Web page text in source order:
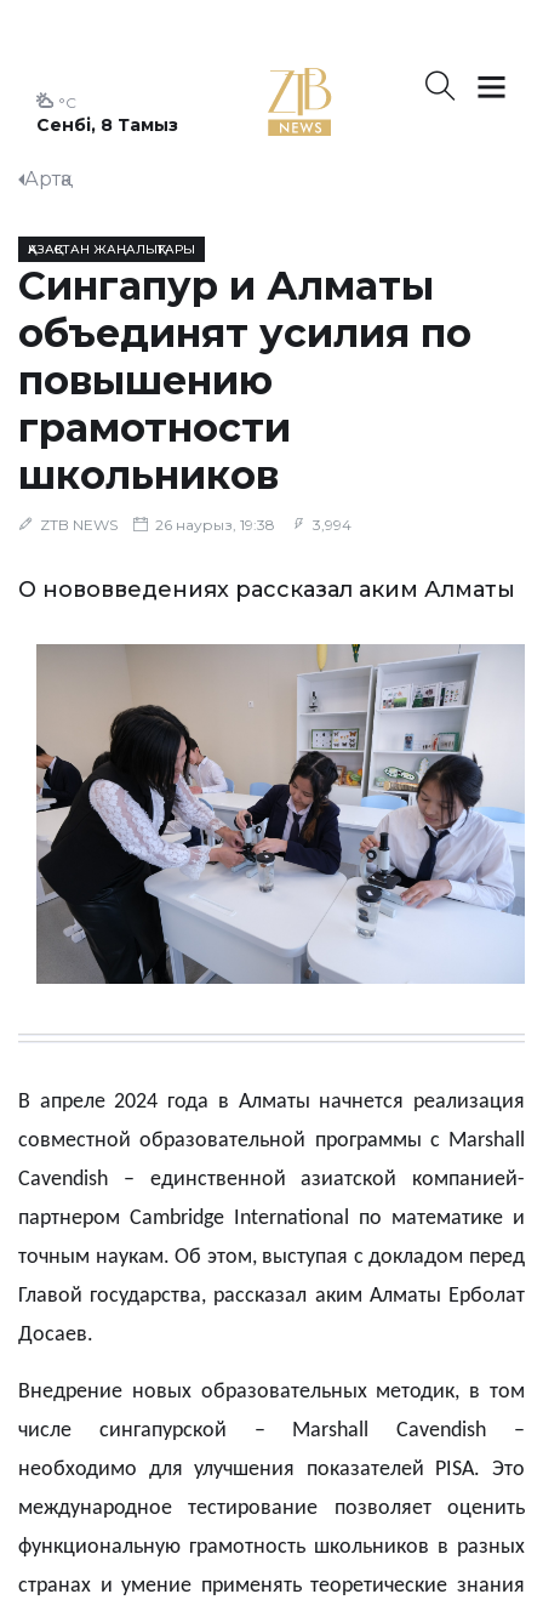
Сенбі, 8 Тамыз
°C
Артқа
ҚАЗАҚСТАН ЖАҢАЛЫҚТАРЫ
Сингапур и Алматы
объединят усилия по
повышению
грамотности
школьников
ZTB NEWS 26 наурыз, 19:38 3,994
О нововведениях рассказал аким Алматы
В апреле 2024 года в Алматы начнется реализация
совместной образовательной программы с Marshall
Cavendish – единственной азиатской компанией-
партнером Cambridge International по математике и
точным наукам. Об этом, выступая с докладом перед
Главой государства, рассказал аким Алматы Ерболат
Досаев.
Внедрение новых образовательных методик, в том
числе сингапурской – Marshall Cavendish –
необходимо для улучшения показателей PISA. Это
международное тестирование позволяет оценить
функциональную грамотность школьников в разных
странах и умение применять теоретические знания